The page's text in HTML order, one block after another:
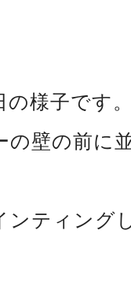
の様子です
の壁の前に
ンティング